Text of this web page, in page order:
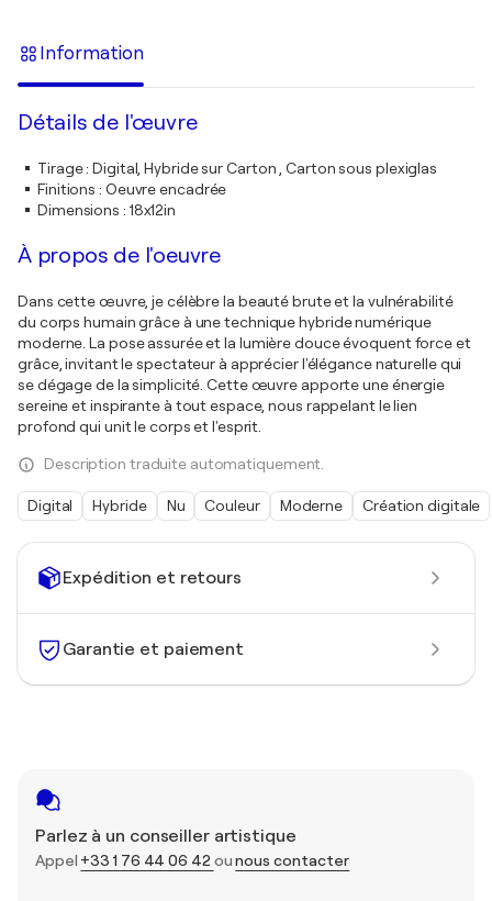
Expédition et retours
Garantie et paiement
Parlez à un conseiller artistique
Appel +33 1 76 44 06 42 ounous contacter
Information
Détails de l'œuvre
Tirage:Digital, Hybride sur Carton , Carton sous plexiglas
Finitions : Oeuvre encadrée
Dimensions : 18x12in
À propos de l'oeuvre
Dans cette œuvre, je célèbre la beauté brute et la vulnérabilité
du corps humain grâce à une technique hybride numérique
moderne. La pose assurée et la lumière douce évoquent force et
grâce, invitant le spectateur à apprécier l'élégance naturelle qui
se dégage de la simplicité. Cette œuvre apporte une énergie
sereine et inspirante à tout espace, nous rappelant le lien
profond qui unit le corps et l'esprit.
Description traduite automatiquement.
Digital Hybride Nu Couleur Moderne Création digitale